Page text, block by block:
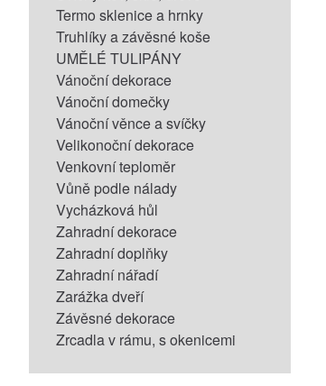
Termo sklenice a hrnky
Truhlíky a závěsné koše
UMĚLÉ TULIPÁNY
Vánoční dekorace
Vánoční domečky
Vánoční věnce a svíčky
Velikonoční dekorace
Venkovní teploměr
Vůně podle nálady
Vycházková hůl
Zahradní dekorace
Zahradní doplňky
Zahradní nářadí
Zarážka dveří
Závěsné dekorace
Zrcadla v rámu, s okenicemi